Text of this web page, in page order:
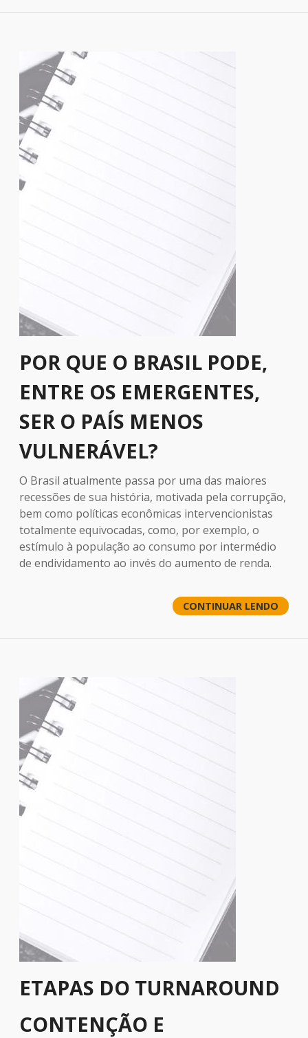
POR QUE O BRASIL PODE,
ENTRE OS EMERGENTES,
SER O PAÍS MENOS
VULNERÁVEL?
O Brasil atualmente passa por uma das maiores
recessões de sua história, motivada pela corrupção,
bem como políticas econômicas intervencionistas
totalmente equivocadas, como, por exemplo, o
estímulo à população ao consumo por intermédio
de endividamento ao invés do aumento de renda.
CONTINUAR LENDO
ETAPAS DO TURNAROUND
CONTENÇÃO E